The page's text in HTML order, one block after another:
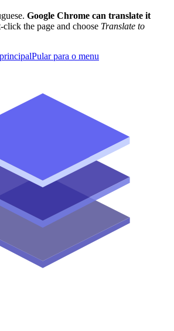
Google Chrome can translate it
the page and choose Translate to
Pular para o menu